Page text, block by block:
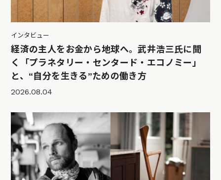
インタビュー
経済の主人をお金から地球へ。武井浩三氏に聞
く「プラネタリー・センタード・エコノミー」
と、“自分を生きる”ための働き方
2026.08.04